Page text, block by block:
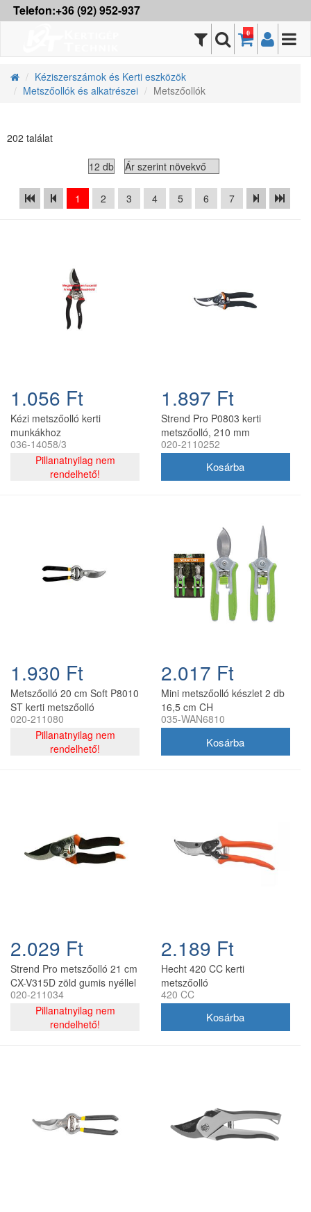
Telefon:+36 (92) 952-937
0
Kéziszerszámok és Kerti eszközök
Metszőollók és alkatrészei
Metszőollók
202 találat
1 2 3 4 5 6 7
1.056 Ft
Kézi metszőolló kerti
munkákhoz
036-14058/3
Pillanatnyilag nem
rendelhető!
1.897 Ft
Strend Pro P0803 kerti
metszőolló, 210 mm
020-2110252
1.930 Ft
Metszőolló 20 cm Soft P8010
ST kerti metszőolló
020-211080
Pillanatnyilag nem
rendelhető!
2.017 Ft
Mini metszőolló készlet 2 db
16,5 cm CH
035-WAN6810
2.029 Ft
Strend Pro metszőolló 21 cm
CX-V315D zöld gumis nyéllel
020-211034
Pillanatnyilag nem
rendelhető!
2.189 Ft
Hecht 420 CC kerti
metszőolló
420 CC